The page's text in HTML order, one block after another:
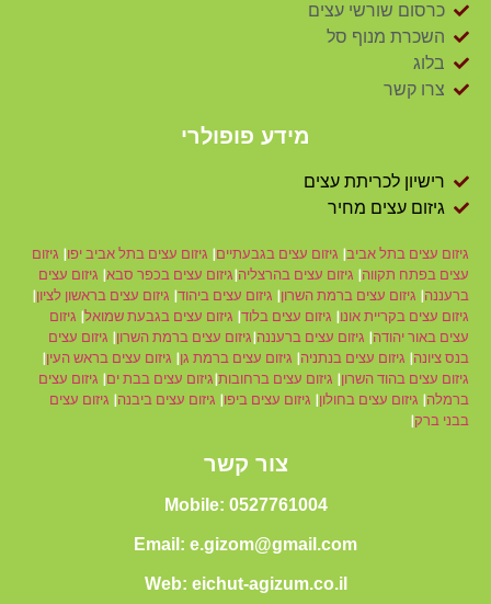
כרסום שורשי עצים
השכרת מנוף סל
בלוג
צרו קשר
מידע פופולרי
רישיון לכריתת עצים
גיזום עצים מחיר
גיזום עצים בתל אביב| גיזום עצים בגבעתיים| גיזום עצים בתל אביב יפו| גיזום
עצים בפתח תקווה| גיזום עצים בהרצליה|גיזום עצים בכפר סבא| גיזום עצים
ברעננה| גיזום עצים ברמת השרון| גיזום עצים ביהוד| גיזום עצים בראשון לציון|
גיזום עצים בקריית אונו| גיזום עצים בלוד| גיזום עצים בגבעת שמואל| גיזום
עצים באור יהודה| גיזום עצים ברעננה|גיזום עצים ברמת השרון| גיזום עצים
בנס ציונה| גיזום עצים בנתניה| גיזום עצים ברמת גן| גיזום עצים בראש העין|
גיזום עצים בהוד השרון| גיזום עצים ברחובות|גיזום עצים בבת ים| גיזום עצים
ברמלה| גיזום עצים בחולון| גיזום עצים ביפו| גיזום עצים ביבנה| גיזום עצים
בבני ברק|
צור קשר
Mobile: 0527761004
Email: e.gizom@gmail.com
Web: eichut-agizum.co.il